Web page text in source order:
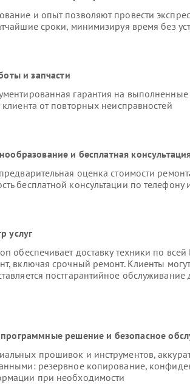
и опыт позволяют провести
сроки, минимизируя время без
и запчасти
гарантия на
от повторных неисправностей
и бесплатная
оценка стоимости
бесплатной консультации по телефону
услуг
обеспечивает доставку техники по
включая срочный ремонт. Клиенты могут
постгарантийное
решение и безопасное
прошивок и инструментов,
резервное копирование,
при необходимости